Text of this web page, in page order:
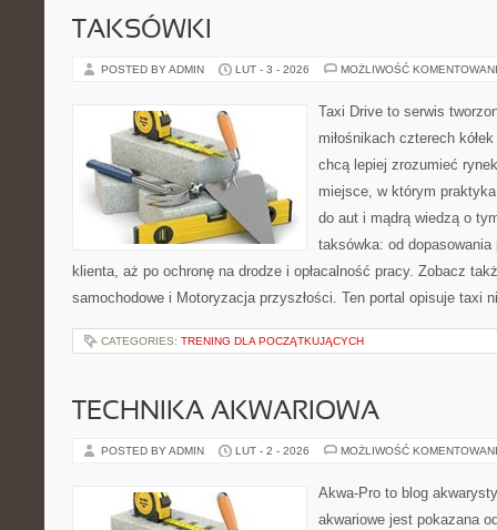
TAKSÓWKI
POSTED BY ADMIN LUT - 3 - 2026 MOŻLIWOŚĆ
Taxi Drive to serwis
miłośnikach czterech
chcą lepiej zrozumieć
miejsce, w którym
do aut i mądrą wiedzą o
taksówka: od dopasowania
klienta, aż po ochronę na drodze i opłacalność pracy. Zobacz
samochodowe i Motoryzacja przyszłości. Ten portal opisuje taxi
CATEGORIES: TRENING DLA POCZĄTKUJĄCYCH
TECHNIKA AKWARIOWA
POSTED BY ADMIN LUT - 2 - 2026 MOŻLIWOŚĆ
Akwa-Pro to blog
akwariowe jest pokazana